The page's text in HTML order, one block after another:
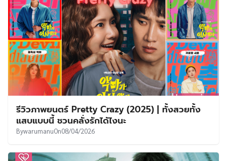
รีวิวภาพยนตร์ Pretty Crazy (2025) | ทั้งสวยทั้ง
แสบแบบนี้ ชวนคลั่งรักได้ไงนะ
BywarumanuOn08/04/2026